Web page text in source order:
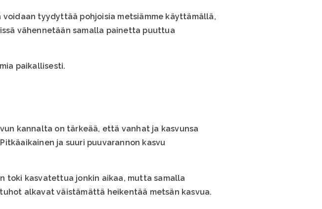
tyydyttää pohjoisia metsiämme käyttämällä,
vähennetään samalla painetta puuttua
paikallisesti.
kannalta on tärkeää, että vanhat ja kasvunsa
ja suuri puuvarannon kasvu
toki kasvatettua jonkin aikaa, mutta samalla
alkavat väistämättä heikentää metsän kasvua.